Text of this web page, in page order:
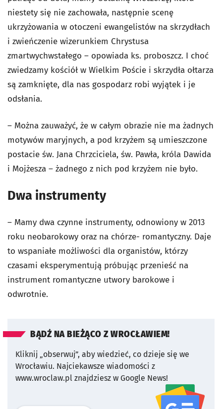
niestety się nie zachowała, następnie scenę
ukrzyżowania w otoczeni ewangelistów na skrzydłach
i zwieńczenie wizerunkiem Chrystusa
zmartwychwstałego – opowiada ks. proboszcz. I choć
zwiedzamy kościół w Wielkim Poście i skrzydła ołtarza
są zamknięte, dla nas gospodarz robi wyjątek i je
odsłania.
– Można zauważyć, że w całym obrazie nie ma żadnych
motywów maryjnych, a pod krzyżem są umieszczone
postacie św. Jana Chrzciciela, św. Pawła, króla Dawida
i Mojżesza – żadnego z nich pod krzyżem nie było.
Dwa instrumenty
– Mamy dwa czynne instrumenty, odnowiony w 2013
roku neobarokowy oraz na chórze- romantyczny. Daje
to wspaniałe możliwości dla organistów, którzy
czasami eksperymentują próbując przenieść na
instrument romantyczne utwory barokowe i
odwrotnie.
BĄDŹ NA BIEŻĄCO Z WROCŁAWIEM!
Kliknij „obserwuj”, aby wiedzieć, co dzieje się we
Wrocławiu. Najciekawsze wiadomości z
www.wroclaw.pl znajdziesz w Google News!